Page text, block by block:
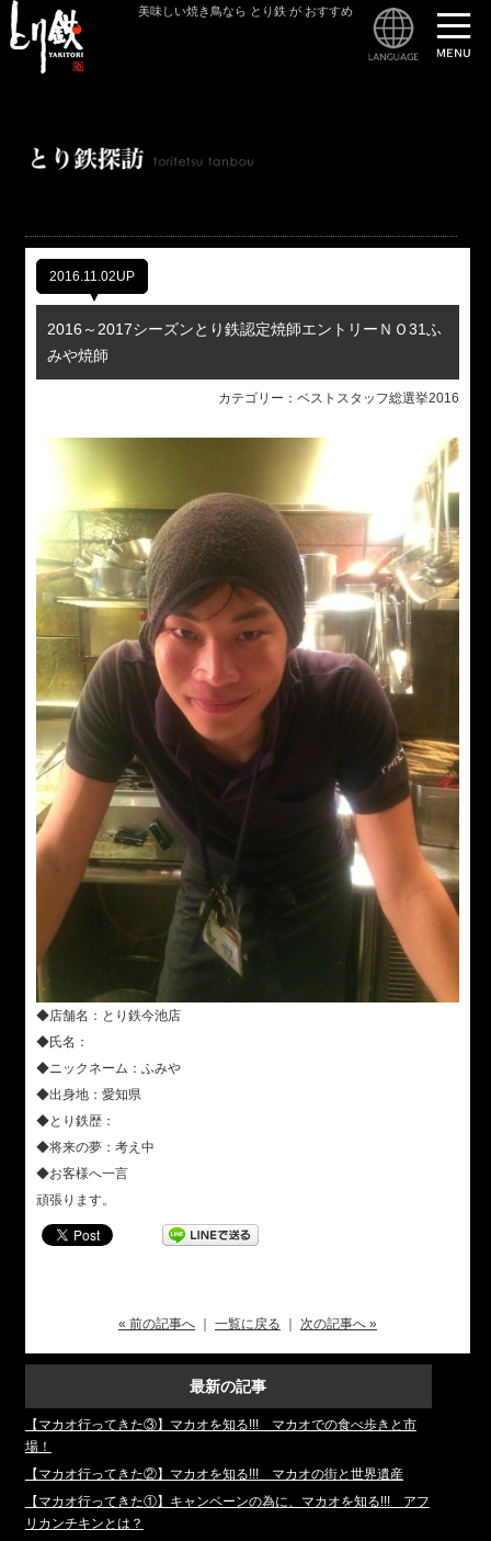
美味しい焼き鳥なら とり鉄 が おすすめ
2016.11.02UP
2016～2017シーズンとり鉄認定焼師エントリーＮＯ31ふ
みや焼師
カテゴリー：ベストスタッフ総選挙2016
◆店舗名：とり鉄今池店
◆氏名：
◆ニックネーム：ふみや
◆出身地：愛知県
◆とり鉄歴：
◆将来の夢：考え中
◆お客様へ一言
頑張ります。
« 前の記事へ｜ 一覧に戻る 次の記事へ »
最新の記事
【マカオ行ってきた③】マカオを知る!!! マカオでの食べ歩きと市
場！
【マカオ行ってきた②】マカオを知る!!! マカオの街と世界遺産
【マカオ行ってきた①】キャンペーンの為に、マカオを知る!!! アフ
リカンチキンとは？